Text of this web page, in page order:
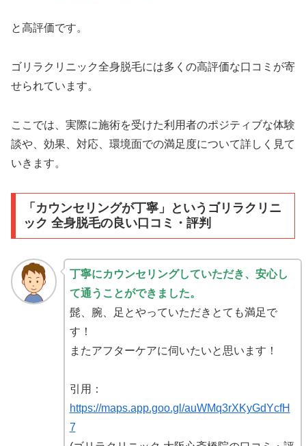
と高評価です。
ゴリラクリニック全身脱毛には多くの高評価な口コミが寄
せられています。
ここでは、実際に施術を受けた利用者のポジティブな体験
談や、効果、対応、環境面での満足度について詳しく見て
いきます。
「カウンセリングが丁寧」というゴリラクリニ
ック 全身脱毛の良い口コミ・評判
丁寧にカウンセリングしていただき、安心し
て通うことができました。
髭、腕、足とやっていただきとても満足で
す！
またアフターケアに伺いたいと思います！
引用：
https://maps.app.goo.gl/auWMq3rXKyGdYcfH
7